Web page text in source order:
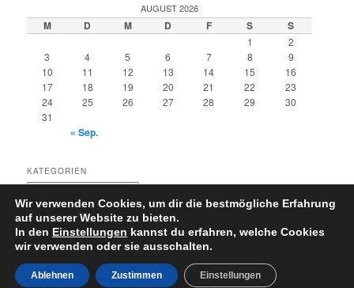
e
n
AUGUST 2026
M D M D F S S
1
2
3
4 5 6 7 8
9
10
11 12 13 14 15
16
17
18 19 20 21 22
23
24
25 26 27 28 29
30
31
« Sep.
KATEGORIEN
Kategorien
Datenschutzerklärung Stolz präsentiert von WordPress
Wir verwenden Cookies, um dir die bestmögliche Erfahrung
auf unserer Website zu bieten.
In den Einstellungen kannst du erfahren, welche Cookies
wir verwenden oder sie ausschalten.
Zustimmen
Ablehnen Einstellungen